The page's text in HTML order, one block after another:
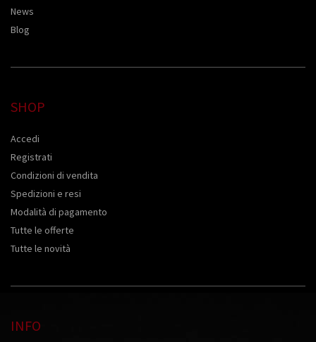
News
Blog
SHOP
Accedi
Registrati
Condizioni di vendita
Spedizioni e resi
Modalità di pagamento
Tutte le offerte
Tutte le novità
INFO